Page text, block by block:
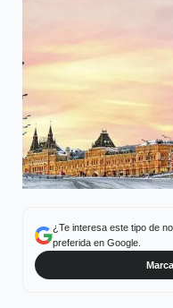
¿Te interesa este tipo de
preferida en Google.